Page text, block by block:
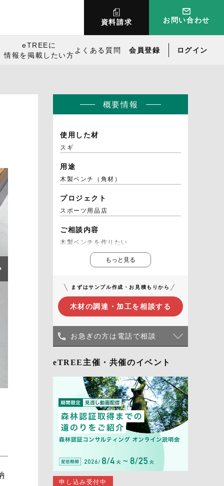
資料請求 お問い合わせ
eTREEに
情報を掲載したい方
よくある質問 会員登録 ログイン
概要情報
使用した材
スギ
用途
木製ベンチ（角材）
プロジェクト
スポーツ用品店
ご相談内容
木製ベンチを作りたい
もっと見る
まずはサンプル作成・お見積もりから
木材の調達・加工を相談する
お急ぎの方は電話で相談
eTREE主催・共催のイベント
申し込み受付中